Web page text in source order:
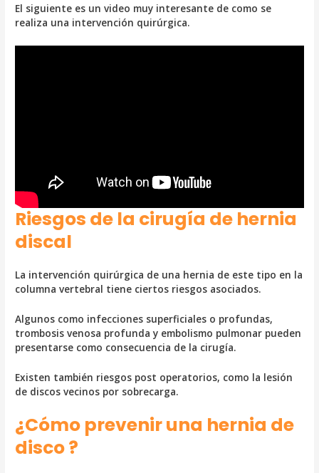
El siguiente es un video muy interesante de como se
realiza una intervención quirúrgica.
Riesgos de la cirugía de hernia
discal
La intervención quirúrgica de una hernia de este tipo en la
columna vertebral tiene ciertos riesgos asociados.
Algunos como infecciones superficiales o profundas,
trombosis venosa profunda y embolismo pulmonar pueden
presentarse como consecuencia de la cirugía.
Existen también riesgos post operatorios, como la lesión
de discos vecinos por sobrecarga.
¿Cómo prevenir una hernia de
disco ?